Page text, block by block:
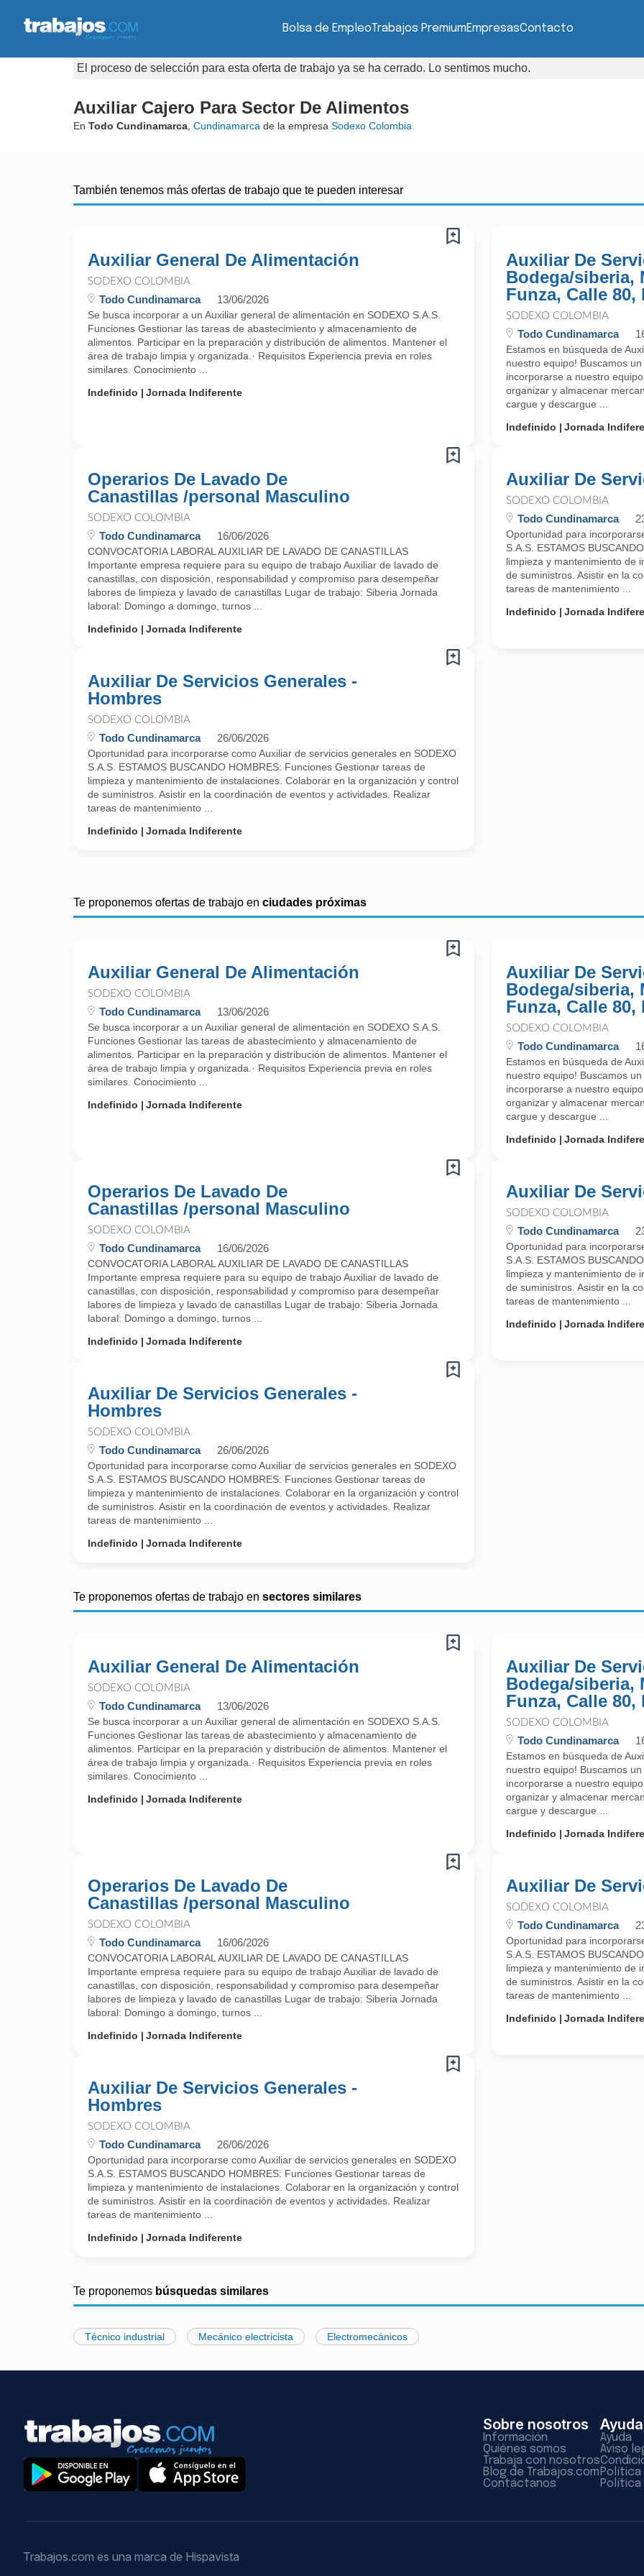
Bolsa de EmpleoTrabajos PremiumEmpresasContacto
El proceso de selección para esta oferta de trabajo ya se ha cerrado. Lo sentimos mucho.
Auxiliar Cajero Para Sector De Alimentos
En Todo Cundinamarca Cundinamarca de la empresa Sodexo Colombia
También tenemos más ofertas de trabajo que te pueden interesar
Auxiliar General De Alimentación
SODEXO COLOMBIA
Todo Cundinamarca 13/06/2026
Se busca incorporar a un Auxiliar general de alimentación en SODEXO S.A.S.
Funciones Gestionar las tareas de abastecimiento y almacenamiento de
alimentos. Participar en la preparación y distribución de alimentos. Mantener el
área de trabajo limpia y organizada.· Requisitos Experiencia previa en roles
similares. Conocimiento ...
Indefinido
Jornada Indiferente
Auxiliar De
Bodega/siberia,
Funza, Calle 80,
SODEXO COLOMBIA
Todo Cundinamarca
Estamos en búsqueda de
nuestro equipo! Buscamos
incorporarse a nuestro
organizar y almacenar
cargue y descargue ...
Indefinido
Jornada
Operarios De Lavado De
Canastillas /personal Masculino
SODEXO COLOMBIA
Todo Cundinamarca 16/06/2026
CONVOCATORIA LABORAL AUXILIAR DE LAVADO DE CANASTILLAS
Importante empresa requiere para su equipo de trabajo Auxiliar de lavado de
canastillas, con disposición, responsabilidad y compromiso para desempeñar
labores de limpieza y lavado de canastillas Lugar de trabajo: Siberia Jornada
laboral: Domingo a domingo, turnos ...
Indefinido
Jornada Indiferente
Auxiliar De
SODEXO COLOMBIA
Todo Cundinamarca
Oportunidad para
S.A.S. ESTAMOS
limpieza y mantenimiento de
de suministros. Asistir en la
tareas de mantenimiento ...
Indefinido
Jornada
Auxiliar De Servicios Generales -
Hombres
SODEXO COLOMBIA
Todo Cundinamarca 26/06/2026
Oportunidad para incorporarse como Auxiliar de servicios generales en SODEXO
S.A.S. ESTAMOS BUSCANDO HOMBRES: Funciones Gestionar tareas de
limpieza y mantenimiento de instalaciones. Colaborar en la organización y control
de suministros. Asistir en la coordinación de eventos y actividades. Realizar
tareas de mantenimiento ...
Indefinido
Jornada Indiferente
Te proponemos ofertas de trabajo en ciudades próximas
Auxiliar General De Alimentación
SODEXO COLOMBIA
Todo Cundinamarca 13/06/2026
Se busca incorporar a un Auxiliar general de alimentación en SODEXO S.A.S.
Funciones Gestionar las tareas de abastecimiento y almacenamiento de
alimentos. Participar en la preparación y distribución de alimentos. Mantener el
área de trabajo limpia y organizada.· Requisitos Experiencia previa en roles
similares. Conocimiento ...
Indefinido
Jornada Indiferente
Auxiliar De
Bodega/siberia,
Funza, Calle 80,
SODEXO COLOMBIA
Todo Cundinamarca
Estamos en búsqueda de
nuestro equipo! Buscamos
incorporarse a nuestro
organizar y almacenar
cargue y descargue ...
Indefinido
Jornada
Operarios De Lavado De
Canastillas /personal Masculino
SODEXO COLOMBIA
Todo Cundinamarca 16/06/2026
CONVOCATORIA LABORAL AUXILIAR DE LAVADO DE CANASTILLAS
Importante empresa requiere para su equipo de trabajo Auxiliar de lavado de
canastillas, con disposición, responsabilidad y compromiso para desempeñar
labores de limpieza y lavado de canastillas Lugar de trabajo: Siberia Jornada
laboral: Domingo a domingo, turnos ...
Indefinido
Jornada Indiferente
Auxiliar De
SODEXO COLOMBIA
Todo Cundinamarca
Oportunidad para
S.A.S. ESTAMOS
limpieza y mantenimiento de
de suministros. Asistir en la
tareas de mantenimiento ...
Indefinido
Jornada
Auxiliar De Servicios Generales -
Hombres
SODEXO COLOMBIA
Todo Cundinamarca 26/06/2026
Oportunidad para incorporarse como Auxiliar de servicios generales en SODEXO
S.A.S. ESTAMOS BUSCANDO HOMBRES: Funciones Gestionar tareas de
limpieza y mantenimiento de instalaciones. Colaborar en la organización y control
de suministros. Asistir en la coordinación de eventos y actividades. Realizar
tareas de mantenimiento ...
Indefinido
Jornada Indiferente
Te proponemos ofertas de trabajo en sectores similares
Auxiliar General De Alimentación
SODEXO COLOMBIA
Todo Cundinamarca 13/06/2026
Se busca incorporar a un Auxiliar general de alimentación en SODEXO S.A.S.
Funciones Gestionar las tareas de abastecimiento y almacenamiento de
alimentos. Participar en la preparación y distribución de alimentos. Mantener el
área de trabajo limpia y organizada.· Requisitos Experiencia previa en roles
similares. Conocimiento ...
Indefinido
Jornada Indiferente
Auxiliar De
Bodega/siberia,
Funza, Calle 80,
SODEXO COLOMBIA
Todo Cundinamarca
Estamos en búsqueda de
nuestro equipo! Buscamos
incorporarse a nuestro
organizar y almacenar
cargue y descargue ...
Indefinido
Jornada
Operarios De Lavado De
Canastillas /personal Masculino
SODEXO COLOMBIA
Todo Cundinamarca 16/06/2026
CONVOCATORIA LABORAL AUXILIAR DE LAVADO DE CANASTILLAS
Importante empresa requiere para su equipo de trabajo Auxiliar de lavado de
canastillas, con disposición, responsabilidad y compromiso para desempeñar
labores de limpieza y lavado de canastillas Lugar de trabajo: Siberia Jornada
laboral: Domingo a domingo, turnos ...
Indefinido
Jornada Indiferente
Auxiliar De
SODEXO COLOMBIA
Todo Cundinamarca
Oportunidad para
S.A.S. ESTAMOS
limpieza y mantenimiento de
de suministros. Asistir en la
tareas de mantenimiento ...
Indefinido
Jornada
Auxiliar De Servicios Generales -
Hombres
SODEXO COLOMBIA
Todo Cundinamarca 26/06/2026
Oportunidad para incorporarse como Auxiliar de servicios generales en SODEXO
S.A.S. ESTAMOS BUSCANDO HOMBRES: Funciones Gestionar tareas de
limpieza y mantenimiento de instalaciones. Colaborar en la organización y control
de suministros. Asistir en la coordinación de eventos y actividades. Realizar
tareas de mantenimiento ...
Indefinido
Jornada Indiferente
Te proponemos búsquedas similares
Técnico industrial Mecánico electricista Electromecánicos
Sobre nosotros
Información
Quiénes somos
Trabaja con nosotros
Blog de Trabajos.com
Contáctanos
Ayuda
Ayuda
Aviso
Trabajos.com es una marca de Hispavista